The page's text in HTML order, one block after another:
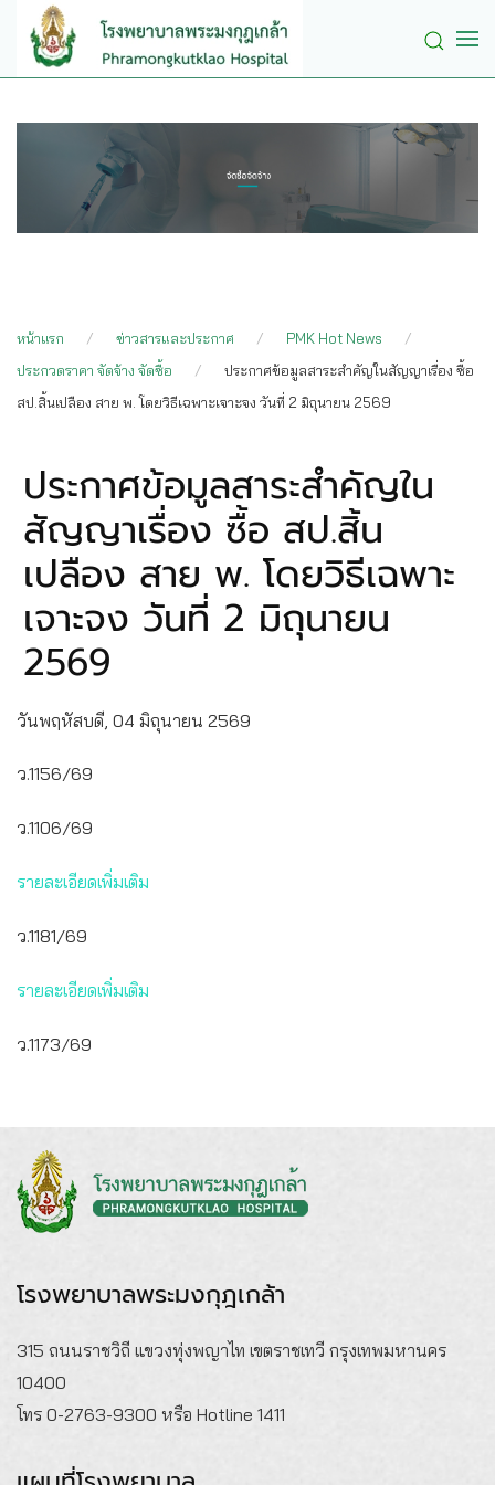
Skip to main content
หน้าแรก ข่าวสารและประกาศ
PMK Hot News
ประกวดราคา จัดจ้าง จัดซื้อ
ประกาศข้อมูลสาระสำคัญในสัญญาเรื่อง ซื้อ
สป.สิ้นเปลือง สาย พ. โดยวิธีเฉพาะเจาะจง วันที่ 2 มิถุนายน 2569
ประกาศข้อมูลสาระสำคัญใน
สัญญาเรื่อง ซื้อ สป.สิ้น
เปลือง สาย พ. โดยวิธีเฉพาะ
เจาะจง วันที่ 2 มิถุนายน
2569
วันพฤหัสบดี, 04 มิถุนายน 2569
ว.1156/69
ว.1106/69
รายละเอียดเพิ่มเติม
ว.1181/69
รายละเอียดเพิ่มเติม
ว.1173/69
โรงพยาบาลพระมงกุฎเกล้า
315 ถนนราชวิถี แขวงทุ่งพญาไท เขตราชเทวี กรุงเทพมหานคร
10400
โทร 0-2763-9300 หรือ Hotline 1411